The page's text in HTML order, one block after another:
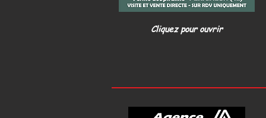
Cliquez pour ouvrir